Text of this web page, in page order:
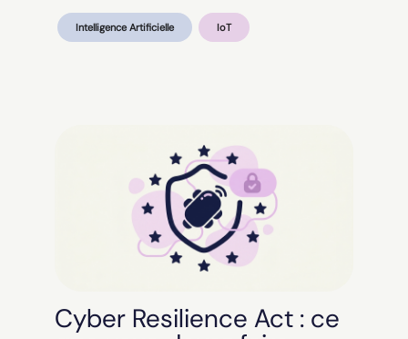
Intelligence Artificielle IoT
Cyber Resilience Act : ce